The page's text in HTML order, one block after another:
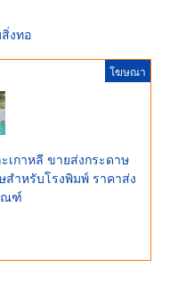
งทอ
โฆษณา
เกาหลี ขายส่งกระดาษ
สำหรับโรงพิมพ์ ราคาส่ง
ณฑ์